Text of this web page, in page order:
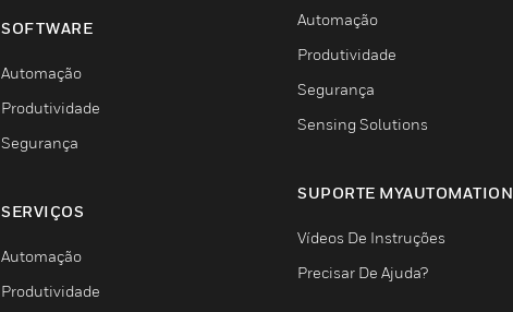
SOFTWARE
Automação
Produtividade
Segurança
SERVIÇOS
Automação
Produtividade
Automação
Produtividade
Segurança
Sensing Solutions
SUPORTE MYAUTOMATION
Vídeos De Instruções
Precisar De Ajuda?